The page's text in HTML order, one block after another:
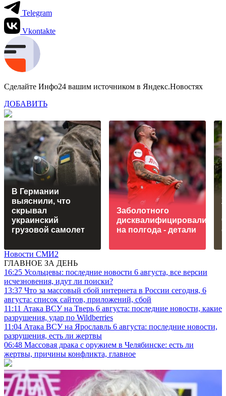
Telegram
Vkontakte
Сделайте Инфо24 вашим источником в Яндекс.Новостях
ДОБАВИТЬ
В Германии
выяснили, что
скрывал
украинский
грузовой самолет
Заболотного
дисквалифицировали
на полгода - детали
Новости СМИ2
ГЛАВНОЕ ЗА ДЕНЬ
16:25 Усольцевы: последние новости 6 августа, все версии
исчезновения, идут ли поиски?
13:37 Что за массовый сбой интернета в России сегодня, 6
августа: список сайтов, приложений, сбой
11:11 Атака ВСУ на Тверь 6 августа: последние новости, какие
разрушения, удар по Wildberries
11:04 Атака ВСУ на Ярославль 6 августа: последние новости,
разрушения, есть ли жертвы
06:48 Массовая драка с оружием в Челябинске: есть ли
жертвы, причины конфликта, главное